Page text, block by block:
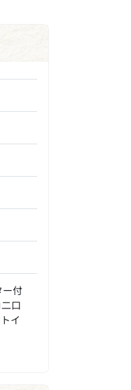
ー付
口
イ